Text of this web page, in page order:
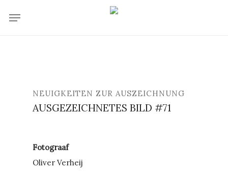
Menu
NEUIGKEITEN ZUR AUSZEICHNUNG
AUSGEZEICHNETES BILD #71
Fotograaf
Oliver Verheij